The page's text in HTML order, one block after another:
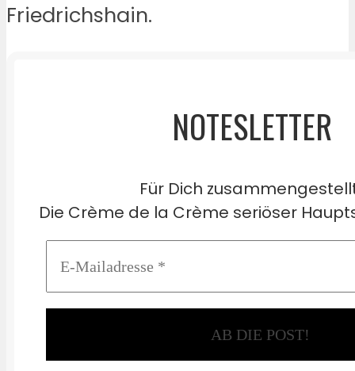
Friedrichshain.
NOTESLETTER
Für Dich
Die Crème de la Crème seriöser